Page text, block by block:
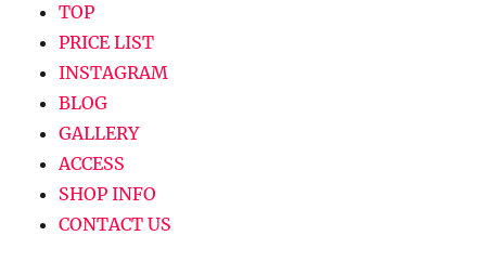
ョ
ン
TOP
PRICE LIST
INSTAGRAM
BLOG
GALLERY
ACCESS
SHOP INFO
CONTACT US